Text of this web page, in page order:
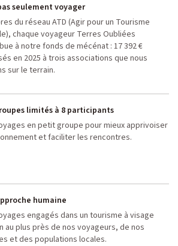
seulement voyager
du réseau ATD (Agir pour un Tourisme
chaque voyageur Terres Oubliées
à notre fonds de mécénat : 17 392 €
en 2025 à trois associations que nous
sur le terrain.
limités à 8 participants
en petit groupe pour mieux apprivoiser
et faciliter les rencontres.
humaine
engagés dans un tourisme à visage
au plus près de nos voyageurs, de nos
et des populations locales.